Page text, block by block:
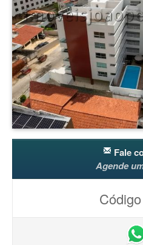
Fale
Agende
Código